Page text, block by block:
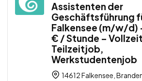
Assistenten der
Geschäftsführung
Falkensee (m/w/d)
€ / Stunde –
Teilzeitjob,
Werkstudentenjob
14612 Falkensee,